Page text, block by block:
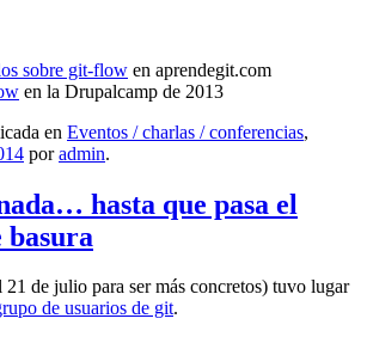
sobre git-flow en aprendegit.com
en la Drupalcamp de 2013
en Eventos / charlas / conferencias,
poradmin.
hasta que pasa el
basura
21 de julio para ser más concretos) tuvo lugar
de usuarios de git.